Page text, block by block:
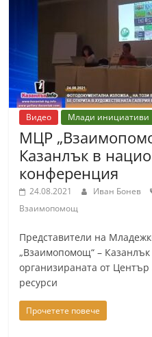
Видео Млади инициативи
МЦР
Казанлък в
конференция
24.08.2021 Иван Бонев
Взаимопомощ
Представители на
„Взаимопомощ“ – Казанлък
организираната от
ресурси
Прочетете повече